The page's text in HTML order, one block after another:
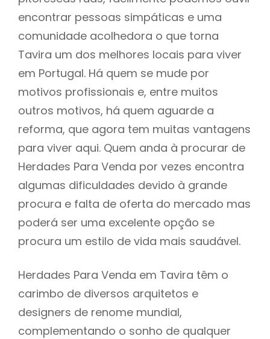
encontrar pessoas simpáticas e uma
comunidade acolhedora o que torna
Tavira um dos melhores locais para viver
em Portugal. Há quem se mude por
motivos profissionais e, entre muitos
outros motivos, há quem aguarde a
reforma, que agora tem muitas vantagens
para viver aqui. Quem anda à procurar de
Herdades Para Venda por vezes encontra
algumas dificuldades devido à grande
procura e falta de oferta do mercado mas
poderá ser uma excelente opção se
procura um estilo de vida mais saudável.
Herdades Para Venda em Tavira têm o
carimbo de diversos arquitetos e
designers de renome mundial,
complementando o sonho de qualquer